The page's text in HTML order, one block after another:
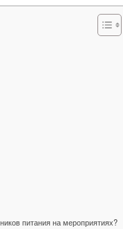
питания на мероприятиях?